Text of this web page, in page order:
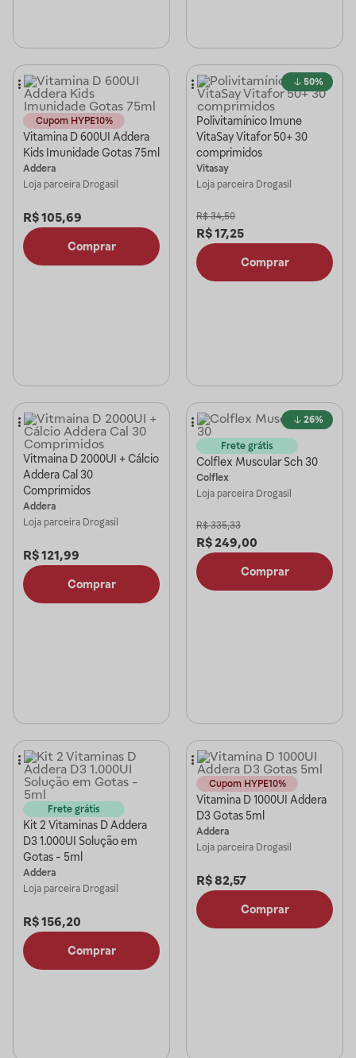
Cupom HYPE10%
Vitamina D 600UI Addera
Kids Imunidade Gotas 75ml
Addera
Loja parceira Drogasil
R$105,69
Comprar
50%
Polivitamínico Imune
VitaSay Vitafor 50+ 30
comprimidos
Vitasay
Loja parceira Drogasil
R$ 34,50
R$17,25
Comprar
Vitmaina D 2000UI + Cálcio
Addera Cal 30
Comprimidos
Addera
Loja parceira Drogasil
R$121,99
Comprar
26%
Frete grátis
Colflex Muscular Sch 30
Colflex
Loja parceira Drogasil
R$ 335,33
R$ 249,00
Comprar
Frete grátis
Kit 2 Vitaminas D Addera
D3 1.000UI Solução em
Gotas - 5ml
Addera
Loja parceira Drogasil
R$156,20
Comprar
Cupom HYPE10%
Vitamina D 1000UI Addera
D3 Gotas 5ml
Addera
Loja parceira Drogasil
R$82,57
Comprar